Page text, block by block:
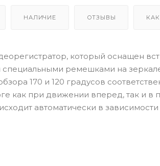
НАЛИЧИЕ ОТЗЫВЫ
который оснащен
ремешками на зеркале
170 и 120 градусов
как при движении вперед, так и
автоматически в зависимости